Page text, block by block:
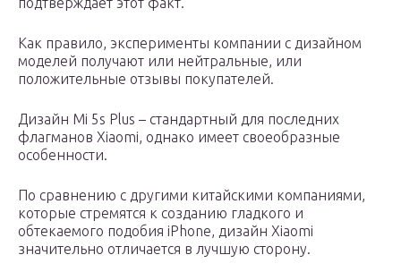
Как правило, эксперименты компании с дизайном
моделей получают или нейтральные, или
положительные отзывы покупателей.
Дизайн Mi 5s Plus – стандартный для последних
флагманов Xiaomi, однако имеет своеобразные
особенности.
По сравнению с другими китайскими компаниями,
которые стремятся к созданию гладкого и
обтекаемого подобия iPhone, дизайн Xiaomi
значительно отличается в лучшую сторону.